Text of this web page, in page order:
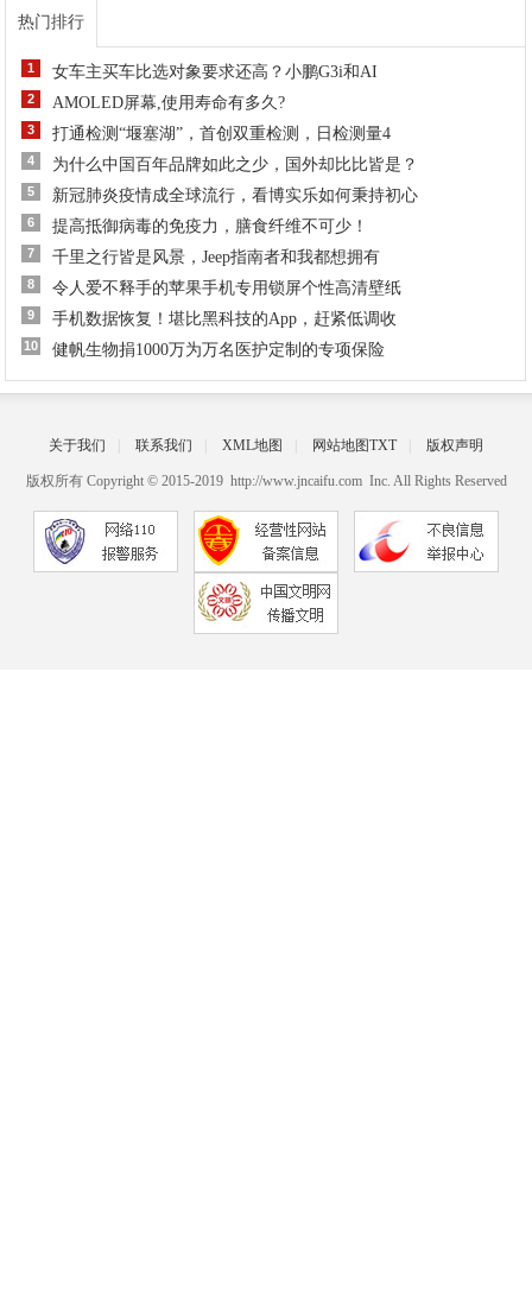
热门排行
1 女车主买车比选对象要求还高？小鹏G3i和AI
2 AMOLED屏幕,使用寿命有多久?
3 打通检测“堰塞湖”，首创双重检测，日检测量4
4 为什么中国百年品牌如此之少，国外却比比皆是？
5 新冠肺炎疫情成全球流行，看博实乐如何秉持初心
6 提高抵御病毒的免疫力，膳食纤维不可少！
7 千里之行皆是风景，Jeep指南者和我都想拥有
8 令人爱不释手的苹果手机专用锁屏个性高清壁纸
9 手机数据恢复！堪比黑科技的App，赶紧低调收
10 健帆生物捐1000万为万名医护定制的专项保险
关于我们 联系我们 XML地图 网站地图TXT 版权声明
版权所有 Copyright © 2015-2019 http://www.jncaifu.com Inc. All Rights Reserved